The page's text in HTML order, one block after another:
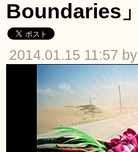
Boundaries」
2014.01.15 11:57 by